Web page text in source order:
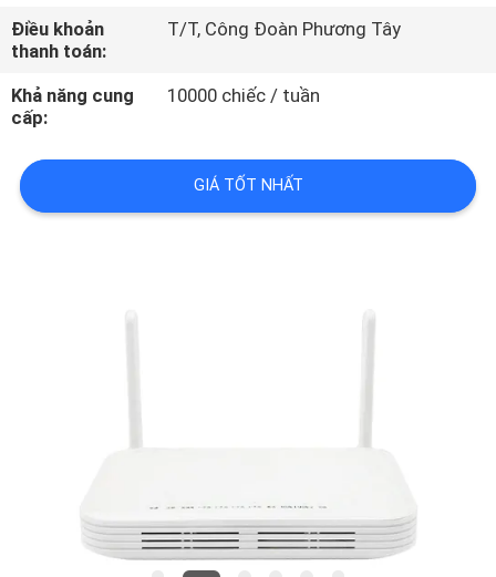
KIỂM
SOÁT
CHẤT
LƯỢNG
Điều khoản
thanh toán:
T/T, Công Đoàn Phương Tây
Khả năng cung
cấp:
10000 chiếc / tuần
GIÁ TỐT NHẤT